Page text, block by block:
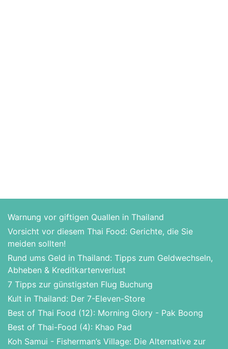
Warnung vor giftigen Quallen in Thailand
Vorsicht vor diesem Thai Food: Gerichte, die Sie
meiden sollten!
Rund ums Geld in Thailand: Tipps zum Geldwechseln,
Abheben & Kreditkartenverlust
7 Tipps zur günstigsten Flug Buchung
Kult in Thailand: Der 7-Eleven-Store
Best of Thai Food (12): Morning Glory - Pak Boong
Best of Thai-Food (4): Khao Pad
Koh Samui - Fisherman’s Village: Die Alternative zur